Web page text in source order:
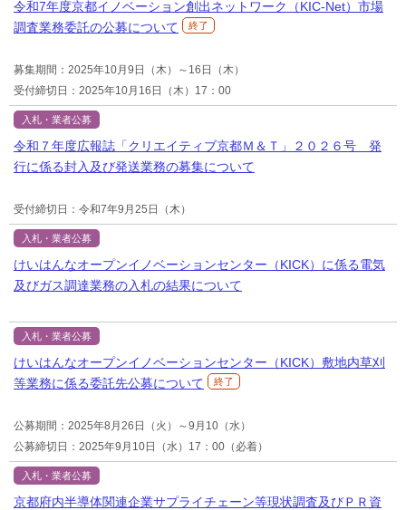
令和7年度京都イノベーション創出ネットワーク（KIC-Net）市場
調査業務委託の公募について
終了
募集期間：2025年10月9日（木）～16日（木）
受付締切日：2025年10月16日（木）17：00
入札・業者公募
令和７年度広報誌「クリエイティブ京都Ｍ＆Ｔ」２０２６号 発
行に係る封入及び発送業務の募集について
受付締切日：令和7年9月25日（木）
入札・業者公募
けいはんなオープンイノベーションセンター（KICK）に係る電気
及びガス調達業務の入札の結果について
入札・業者公募
けいはんなオープンイノベーションセンター（KICK）敷地内草刈
等業務に係る委託先公募について
終了
公募期間：2025年8月26日（火）～9月10（水）
公募締切日：2025年9月10日（水）17：00（必着）
入札・業者公募
京都府内半導体関連企業サプライチェーン等現状調査及びＰＲ資